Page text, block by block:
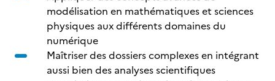
modélisation en mathématiques et sciences
physiques aux différents domaines du
numérique
Maîtriser des dossiers complexes en intégrant
aussi bien des analyses scientifiques